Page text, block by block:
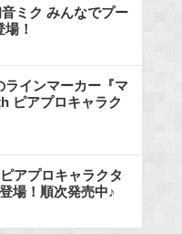
ミク みんなでプー
！
ラインマーカー『マ
ピアプロキャラク
アプロキャラクタ
場！順次発売中♪